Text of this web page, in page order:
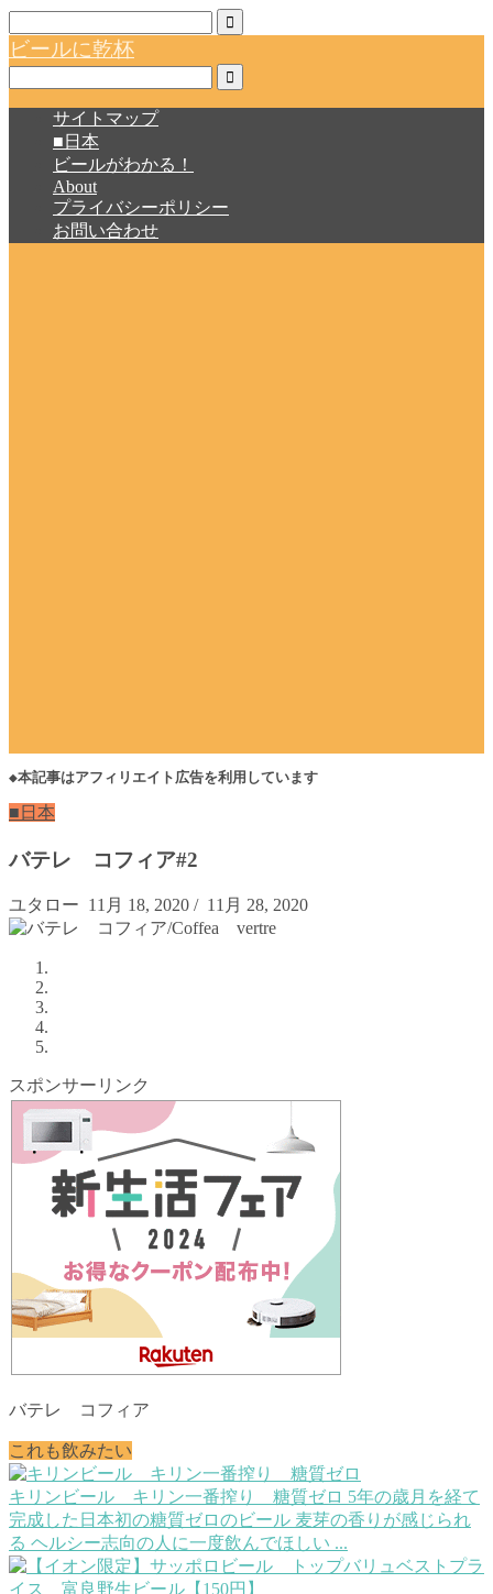
ビールに乾杯
サイトマップ
■日本
ビールがわかる！
About
プライバシーポリシー
お問い合わせ
◆本記事はアフィリエイト広告を利用しています
■日本
バテレ コフィア#2
ユタロー 11月 18, 2020 / 11月 28, 2020
スポンサーリンク
バテレ コフィア
これも飲みたい
キリンビール キリン一番搾り 糖質ゼロ 5年の歳月を経て
完成した日本初の糖質ゼロのビール 麦芽の香りが感じられ
る ヘルシー志向の人に一度飲んでほしい ...